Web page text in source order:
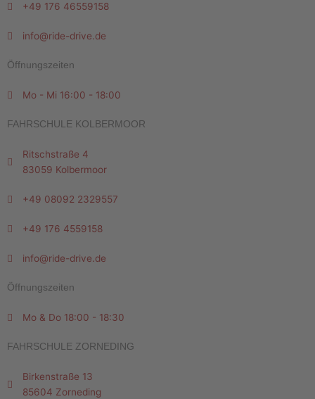
+49 176 46559158
info@ride-drive.de
Öffnungszeiten
Mo - Mi 16:00 - 18:00
FAHRSCHULE KOLBERMOOR
Ritschstraße 4
83059 Kolbermoor
+49 08092 2329557
+49 176 4559158
info@ride-drive.de
Öffnungszeiten
Mo & Do 18:00 - 18:30
FAHRSCHULE ZORNEDING
Birkenstraße 13
85604 Zorneding